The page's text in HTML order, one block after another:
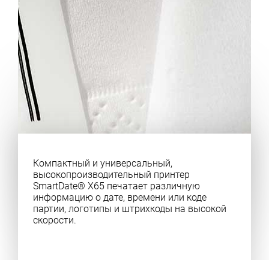
Компактный и универсальный,
высокопроизводительный принтер
SmartDate® X65 печатает различную
информацию о дате, времени или коде
партии, логотипы и штрихкоды на высокой
скорости.